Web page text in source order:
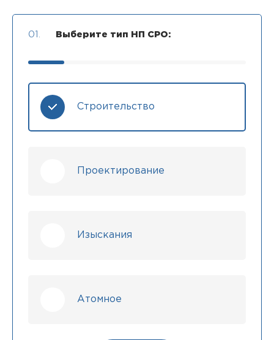
01. Выберите тип НП СРО:
Строительство
Проектирование
Изыскания
Атомное